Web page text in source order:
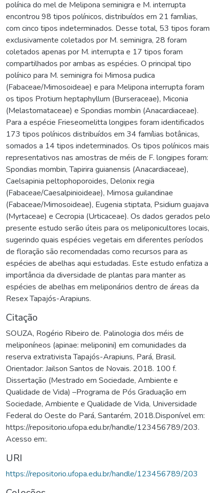
polínica do mel de Melipona seminigra e M. interrupta
encontrou 98 tipos polínicos, distribuídos em 21 famílias,
com cinco tipos indeterminados. Desse total, 53 tipos foram
exclusivamente coletados por M. seminigra, 28 foram
coletados apenas por M. interrupta e 17 tipos foram
compartilhados por ambas as espécies. O principal tipo
polínico para M. seminigra foi Mimosa pudica
(Fabaceae/Mimosoideae) e para Melipona interrupta foram
os tipos Protium heptaphyllum (Burseraceae), Miconia
(Melastomataceae) e Spondias mombin (Anacardiaceae).
Para a espécie Frieseomelitta longipes foram identificados
173 tipos polínicos distribuídos em 34 famílias botânicas,
somados a 14 tipos indeterminados. Os tipos polínicos mais
representativos nas amostras de méis de F. longipes foram:
Spondias mombin, Tapirira guianensis (Anacardiaceae),
Caelsapinia peltophoporoides, Delonix regia
(Fabaceae/Caesalpinioideae), Mimosa guilandinae
(Fabaceae/Mimosoideae), Eugenia stiptata, Psidium guajava
(Myrtaceae) e Cecropia (Urticaceae). Os dados gerados pelo
presente estudo serão úteis para os meliponicultores locais,
sugerindo quais espécies vegetais em diferentes períodos
de floração são recomendadas como recursos para as
espécies de abelhas aqui estudadas. Este estudo enfatiza a
importância da diversidade de plantas para manter as
espécies de abelhas em meliponários dentro de áreas da
Resex Tapajós-Arapiuns.
Citação
SOUZA, Rogério Ribeiro de. Palinologia dos méis de
meliponíneos (apinae: meliponini) em comunidades da
reserva extrativista Tapajós-Arapiuns, Pará, Brasil.
Orientador: Jailson Santos de Novais. 2018. 100 f.
Dissertação (Mestrado em Sociedade, Ambiente e
Qualidade de Vida) –Programa de Pós Graduação em
Sociedade, Ambiente e Qualidade de Vida, Universidade
Federal do Oeste do Pará, Santarém, 2018.Disponível em:
https://repositorio.ufopa.edu.br/handle/123456789/203.
Acesso em:.
URI
https://repositorio.ufopa.edu.br/handle/123456789/203